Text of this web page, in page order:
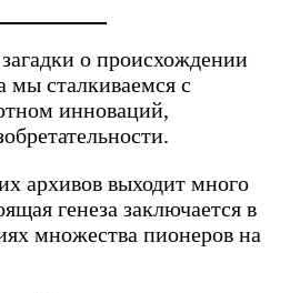
о происхождении
мы сталкиваемся с
инноваций,
архивов выходит много
генеза заключается в
множества пионеров на